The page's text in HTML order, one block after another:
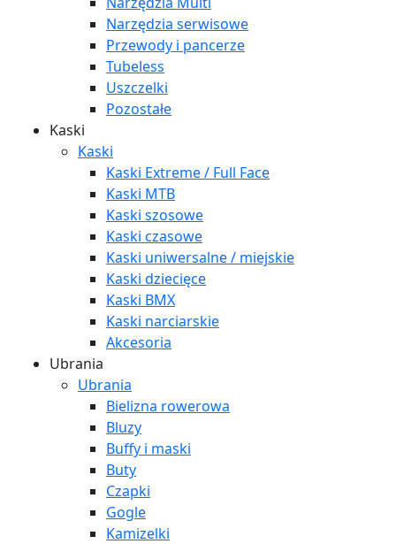
Narzędzia serwisowe
Przewody i pancerze
Tubeless
Uszczelki
Pozostałe
Kaski
Kaski
Kaski Extreme / Full Face
Kaski MTB
Kaski szosowe
Kaski czasowe
Kaski uniwersalne / miejskie
Kaski dziecięce
Kaski BMX
Kaski narciarskie
Akcesoria
Ubrania
Ubrania
Bielizna rowerowa
Bluzy
Buffy i maski
Buty
Czapki
Gogle
Kamizelki